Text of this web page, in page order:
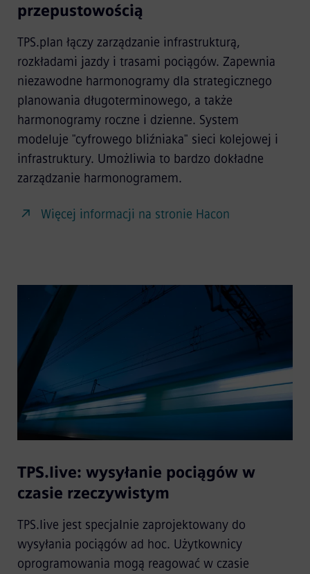
przepustowością
TPS.plan łączy zarządzanie infrastrukturą,
rozkładami jazdy i trasami pociągów. Zapewnia
niezawodne harmonogramy dla strategicznego
planowania długoterminowego, a także
harmonogramy roczne i dzienne. System
modeluje "cyfrowego bliźniaka" sieci kolejowej i
infrastruktury. Umożliwia to bardzo dokładne
zarządzanie harmonogramem.
Więcej informacji na stronie Hacon
TPS.live: wysyłanie pociągów w
czasie rzeczywistym
TPS.live jest specjalnie zaprojektowany do
wysyłania pociągów ad hoc. Użytkownicy
oprogramowania mogą reagować w czasie